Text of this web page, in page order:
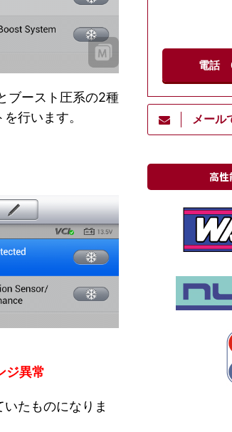
ブースト圧系の2種
行います。
ジ異常
たものになりま
電話
メール
高性